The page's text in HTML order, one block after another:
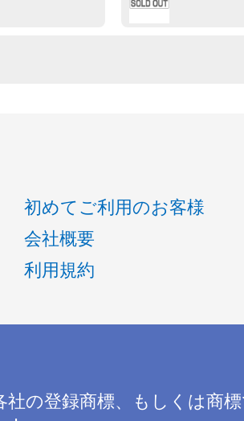
初めてご利用のお客様
会社概要
利用規約
の登録商標、もしくは商標